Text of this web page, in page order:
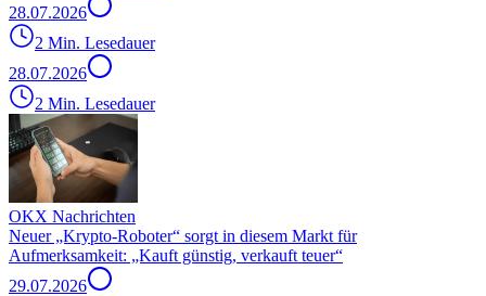
28.07.2026
2 Min. Lesedauer
28.07.2026
2 Min. Lesedauer
OKX Nachrichten
Neuer „Krypto-Roboter“ sorgt in diesem Markt für
Aufmerksamkeit: „Kauft günstig, verkauft teuer“
29.07.2026